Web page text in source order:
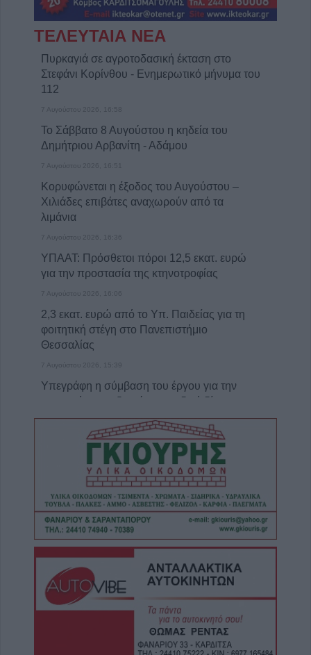
ΤΕΛΕΥΤΑΙΑ ΝΕΑ
Πυρκαγιά σε αγροτοδασική έκταση στο
Στεφάνι Κορίνθου - Ενημερωτικό μήνυμα του
112
7 Αυγούστου 2026, 16:58
Το Σάββατο 8 Αυγούστου η κηδεία του
Δημήτριου Αρβανίτη - Αδάμου
7 Αυγούστου 2026, 16:51
Κορυφώνεται η έξοδος του Αυγούστου –
Χιλιάδες επιβάτες αναχωρούν από τα
λιμάνια
7 Αυγούστου 2026, 16:36
ΥΠΑΑΤ: Πρόσθετοι πόροι 12,5 εκατ. ευρώ
για την προστασία της κτηνοτροφίας
7 Αυγούστου 2026, 16:06
2,3 εκατ. ευρώ από το Υπ. Παιδείας για τη
φοιτητική στέγη στο Πανεπιστήμιο
Θεσσαλίας
7 Αυγούστου 2026, 15:39
Υπεγράφη η σύμβαση του έργου για την
αποκατάσταση ζημιών στο οδικό δίκτυο των
Τ.Κ. Βραγκιανών, Στεφανιάδας, Καρυάς,
Ελληνικών και Δροσάτου
7 Αυγούστου 2026, 15:34
Ιερά Μητρόπολη: Πρόγραμμα Μητροπολίτη
κ. Τιμόθεου το διήμερο 8 & 9 Αυγούστου
7 Αυγούστου 2026, 15:07
Άνοιξε η πρόσκληση από την Περιφέρεια
Θεσσαλίας προς το Δήμο Παλαμά για
πρόδρομα έργα πριν την μετεγκατάσταση
της Μεταμόρφωσης
7 Αυγούστου 2026, 15:02
Στο ΠΠΑ Θεσσαλίας η προμήθεια και
τοποθέτηση νέας κερκίδας στο γήπεδο